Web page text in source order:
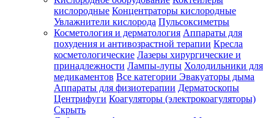
Зарегистрироваться
Зачем
регистрироваться?
кислородные Концентраторы кислородные
Увлажнители кислорода Пульсоксиметры
Косметология и дерматология Аппараты для
похудения и антивозрастной терапии Кресла
косметологические Лазеры хирургические и
принадлежности Лампы-лупы Холодильники для
медикаментов Все категории Эвакуаторы дыма
Аппараты для физиотерапии Дерматоскопы
Центрифуги Коагуляторы (электрокоагуляторы)
Скрыть